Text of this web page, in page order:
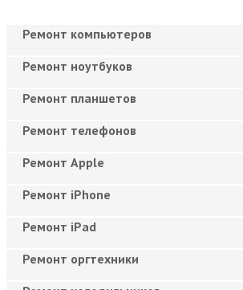
Ремонт компьютеров
Ремонт ноутбуков
Ремонт планшетов
Ремонт телефонов
Ремонт Apple
Ремонт iPhone
Ремонт iPad
Ремонт оргтехники